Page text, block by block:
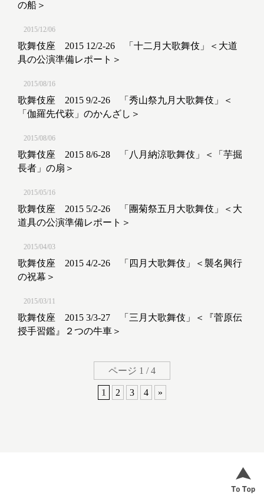
の船＞
2015/12/06
歌舞伎座 2015 12/2-26 「十二月大歌舞伎」＜大道
具の公演準備レポート＞
2015/08/16
歌舞伎座 2015 9/2-26 「秀山祭九月大歌舞伎」＜
「伽羅先代萩」のかんざし＞
2015/08/06
歌舞伎座 2015 8/6-28 「八月納涼歌舞伎」＜「芋掘
長者」の扇＞
2015/05/16
歌舞伎座 2015 5/2-26 「團菊祭五月大歌舞伎」＜大
道具の公演準備レポート＞
2015/04/03
歌舞伎座 2015 4/2-26 「四月大歌舞伎」＜襲名興行
の祝幕＞
2015/03/11
歌舞伎座 2015 3/3-27 「三月大歌舞伎」＜『菅原伝
授手習鑑』２つの牛車＞
ページ 1 / 4
1 2 3 4 »